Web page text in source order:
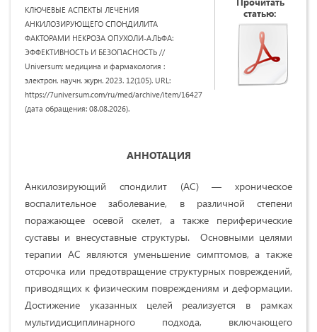
КЛЮЧЕВЫЕ АСПЕКТЫ ЛЕЧЕНИЯ
АНКИЛОЗИРУЮЩЕГО СПОНДИЛИТА
ФАКТОРАМИ НЕКРОЗА ОПУХОЛИ-АЛЬФА:
ЭФФЕКТИВНОСТЬ И БЕЗОПАСНОСТЬ //
Universum: медицина и фармакология :
электрон. научн. журн. 2023. 12(105). URL:
https://7universum.com/ru/med/archive/item/16427
(дата обращения: 08.08.2026).
статью:
АННОТАЦИЯ
Анкилозирующий спондилит (АС) — хроническое
воспалительное заболевание, в различной степени
поражающее осевой скелет, а также периферические
суставы и внесуставные структуры. Основными целями
терапии АС являются уменьшение симптомов, а также
отсрочка или предотвращение структурных повреждений,
приводящих к физическим повреждениям и деформации.
Достижение указанных целей реализуется в рамках
мультидисциплинарного подхода, включающего